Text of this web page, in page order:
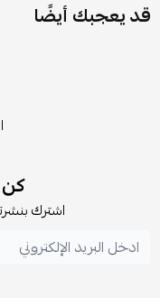
قد يعجبك أيضًا
اشترك